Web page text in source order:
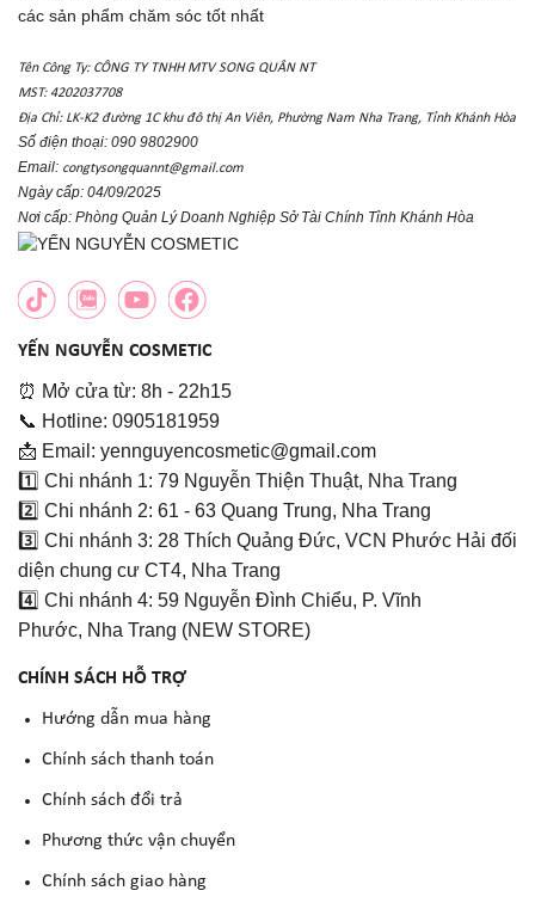
các sản phẩm chăm sóc tốt nhất
Tên Công Ty: CÔNG TY TNHH MTV SONG QUÂN NT
MST: 4202037708
Địa Chỉ: LK-K2 đường 1C khu đô thị An Viên, Phường Nam Nha Trang, Tỉnh Khánh Hòa
Số điện thoại: 090 9802900
Email: congtysongquannt@gmail.com
Ngày cấp: 04/09/2025
Nơi cấp: Phòng Quản Lý Doanh Nghiệp Sở Tài Chính Tỉnh Khánh Hòa
YẾN NGUYỄN COSMETIC
⏰ Mở cửa từ: 8h - 22h15
📞 Hotline: 0905181959
📩 Email: yennguyencosmetic@gmail.com
1️⃣ Chi nhánh 1: 79 Nguyễn Thiện Thuật, Nha Trang
2️⃣ Chi nhánh 2: 61 - 63 Quang Trung, Nha Trang
3️⃣ Chi nhánh 3: 28 Thích Quảng Đức, VCN Phước Hải đối
diện chung cư CT4, Nha Trang
4️⃣ Chi nhánh 4: 59 Nguyễn Đình Chiểu, P. Vĩnh
Phước, Nha Trang (NEW STORE)
CHÍNH SÁCH HỖ TRỢ
Hướng dẫn mua hàng
Chính sách thanh toán
Chính sách đổi trả
Phương thức vận chuyển
Chính sách giao hàng